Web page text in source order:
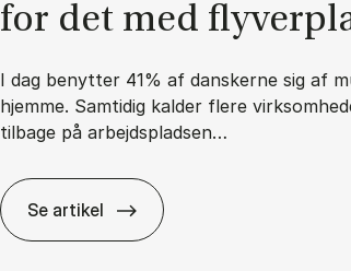
for det med
I dag benytter 41% af danskerne sig af
hjemme. Samtidig kalder flere
tilbage på arbejdspladsen…
Se artikel
Det flek­sib­le ar­bejds­liv